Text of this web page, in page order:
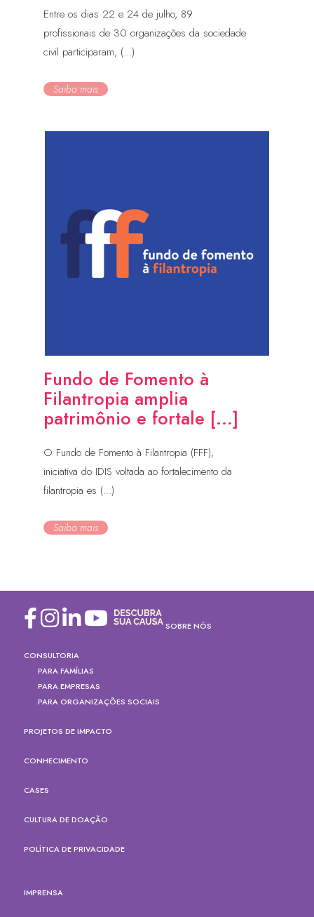
Entre os dias 22 e 24 de julho, 89
profissionais de 30 organizações da sociedade
civil participaram, (...)
Saiba mais
Fundo de Fomento à
Filantropia amplia
patrimônio e fortale [...]
O Fundo de Fomento à Filantropia (FFF),
iniciativa do IDIS voltada ao fortalecimento da
filantropia es (...)
Saiba mais
SOBRE NÓS
CONSULTORIA
PARA FAMÍLIAS
PARA EMPRESAS
PARA ORGANIZAÇÕES SOCIAIS
PROJETOS DE IMPACTO
CONHECIMENTO
CASES
CULTURA DE DOAÇÃO
POLÍTICA DE PRIVACIDADE
IMPRENSA